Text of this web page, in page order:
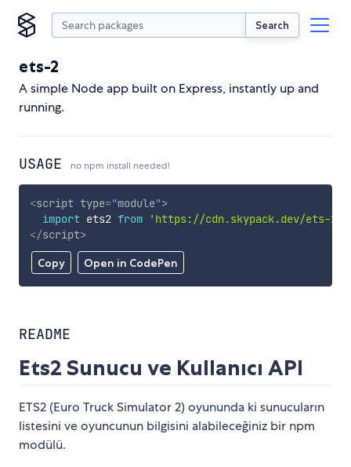
Search
ets-2
A simple Node app built on Express, instantly up and
running.
USAGE no npm install needed!
Copy Open in CodePen
<script type="module">
import ets2 from 'https://cdn.skypack.dev/ets-2'
</script>
README
Ets2 Sunucu ve Kullanıcı API
ETS2 (Euro Truck Simulator 2) oyununda ki sunucuların
listesini ve oyuncunun bilgisini alabileceğiniz bir npm
modülü.